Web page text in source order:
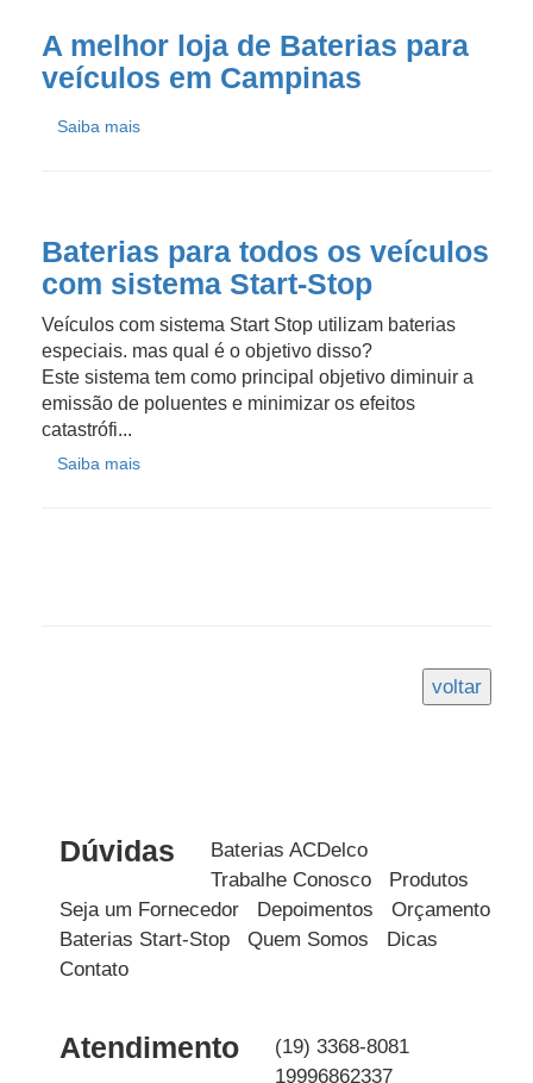
A melhor loja de Baterias para
veículos em Campinas
Saiba mais
Baterias para todos os veículos
com sistema Start-Stop
Veículos com sistema Start Stop utilizam baterias
especiais. mas qual é o objetivo disso?
Este sistema tem como principal objetivo diminuir a
emissão de poluentes e minimizar os efeitos
catastrófi...
Saiba mais
Dúvidas
Baterias ACDelco
Trabalhe Conosco
Produtos
Seja um Fornecedor
Depoimentos
Orçamento
Baterias Start-Stop
Quem Somos
Dicas
Contato
Atendimento
(19) 3368-8081
19996862337